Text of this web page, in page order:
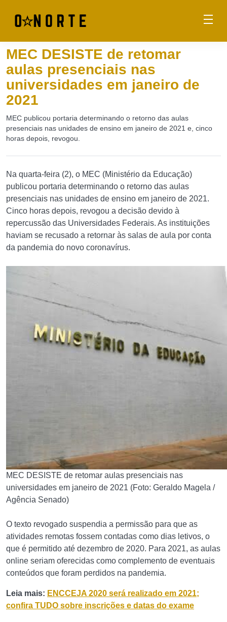
MEC DESISTE de retomar
aulas presenciais nas
universidades em janeiro de
2021
MEC publicou portaria determinando o retorno das aulas
presenciais nas unidades de ensino em janeiro de 2021 e, cinco
horas depois, revogou.
Na quarta-feira (2), o MEC (Ministério da Educação)
publicou portaria determinando o retorno das aulas
presenciais nas unidades de ensino em janeiro de 2021.
Cinco horas depois, revogou a decisão devido à
repercussão das Universidades Federais. As instituições
haviam se recusado a retornar às salas de aula por conta
da pandemia do novo coronavírus.
MEC DESISTE de retomar aulas presenciais nas
universidades em janeiro de 2021 (Foto: Geraldo Magela /
Agência Senado)
O texto revogado suspendia a permissão para que as
atividades remotas fossem contadas como dias letivos, o
que é permitido até dezembro de 2020. Para 2021, as aulas
online seriam oferecidas como complemento de eventuais
conteúdos que foram perdidos na pandemia.
Leia mais: ENCCEJA 2020 será realizado em 2021;
confira TUDO sobre inscrições e datas do exame